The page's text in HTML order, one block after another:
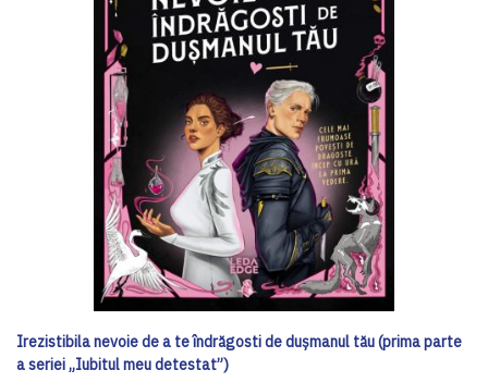
Irezistibila nevoie de a te îndrăgosti de dușmanul tău (prima parte
a seriei „Iubitul meu detestat”)